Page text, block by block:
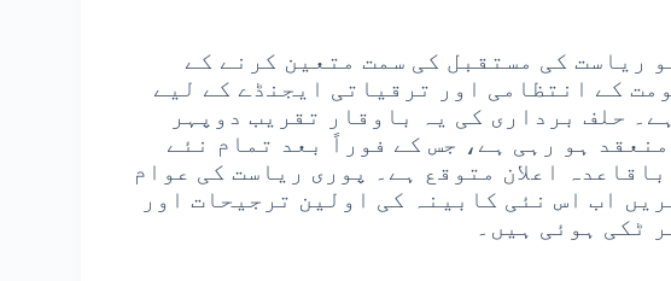
ریاست کی مستقبل کی سمت متعین کرنے کے
کے انتظامی اور ترقیاتی ایجنڈے کے لیے
حلف برداری کی یہ باوقار تقریب دوپہر
ہو رہی ہے، جس کے فوراً بعد تمام نئے
اعلان متوقع ہے۔ پوری ریاست کی عوام
اب اس نئی کابینہ کی اولین ترجیحات اور
ٹکی ہوئی ہیں۔